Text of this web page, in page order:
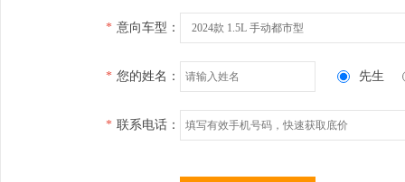
* 意向车型： 2024款 1.5L 手动都市型
* 您的姓名： 先生
* 联系电话：